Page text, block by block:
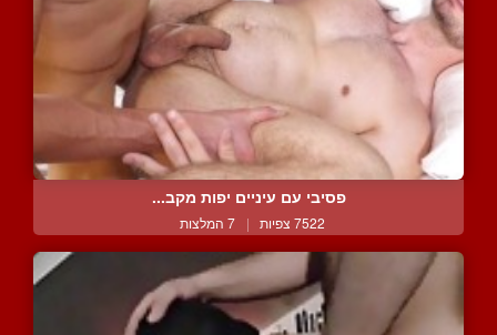
פסיבי עם עיניים יפות מקב...
7522 צפיות | 7 המלצות